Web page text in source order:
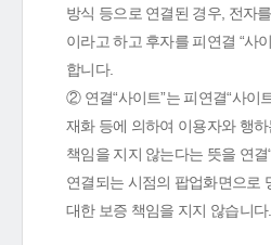
방식 등으로 연결된 경우, 전자
이라고 하고 후자를 피연결 “사
합니다.
② 연결“사이트”는 피연결“사이
재화 등에 의하여 이용자와 행
책임을 지지 않는다는 뜻을 연
연결되는 시점의 팝업화면으로
대한 보증 책임을 지지 않습니다.